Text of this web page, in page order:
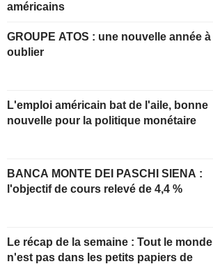
américains
GROUPE ATOS : une nouvelle année à
oublier
L'emploi américain bat de l'aile, bonne
nouvelle pour la politique monétaire
BANCA MONTE DEI PASCHI SIENA :
l'objectif de cours relevé de 4,4 %
Le récap de la semaine : Tout le monde
n'est pas dans les petits papiers de